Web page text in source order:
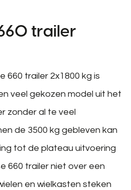
trailer
660 trailer 2x1800 kg is
veel gekozen model uit het
zonder al te veel
de 3500 kg gebleven kan
tot de plateau uitvoering
660 trailer niet over een
en wielkasten steken